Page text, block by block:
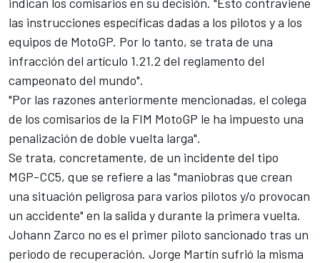
las instrucciones específicas dadas a los pilotos y a los
equipos de MotoGP. Por lo tanto, se trata de una
infracción del artículo 1.21.2 del reglamento del
campeonato del mundo".
"Por las razones anteriormente mencionadas, el colega
de los comisarios de la FIM MotoGP le ha impuesto una
penalización de doble vuelta larga".
Se trata, concretamente, de un incidente del tipo
MGP-CC5, que se refiere a las "maniobras que crean
una situación peligrosa para varios pilotos y/o provocan
un accidente" en la salida y durante la primera vuelta.
Johann Zarco no es el primer piloto sancionado tras un
periodo de recuperación. Jorge Martín sufrió la misma